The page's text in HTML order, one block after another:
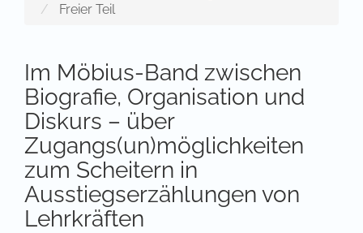
Freier Teil
Im Möbius-Band zwischen
Biografie, Organisation und
Diskurs – über
Zugangs(un)möglichkeiten
zum Scheitern in
Ausstiegserzählungen von
Lehrkräften